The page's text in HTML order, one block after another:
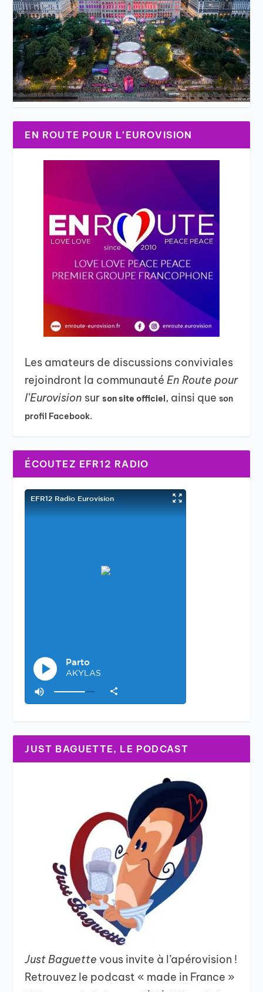
EN ROUTE POUR L’EUROVISION
Les amateurs de discussions conviviales
rejoindront la communautéEn Route pour
l’Eurovision surson site officiel, ainsi queson
profil Facebook.
ÉCOUTEZ EFR12 RADIO
JUST BAGUETTE, LE PODCAST
Just Baguettevous invite à l’apérovision !
Retrouvez le podcast « made in France »